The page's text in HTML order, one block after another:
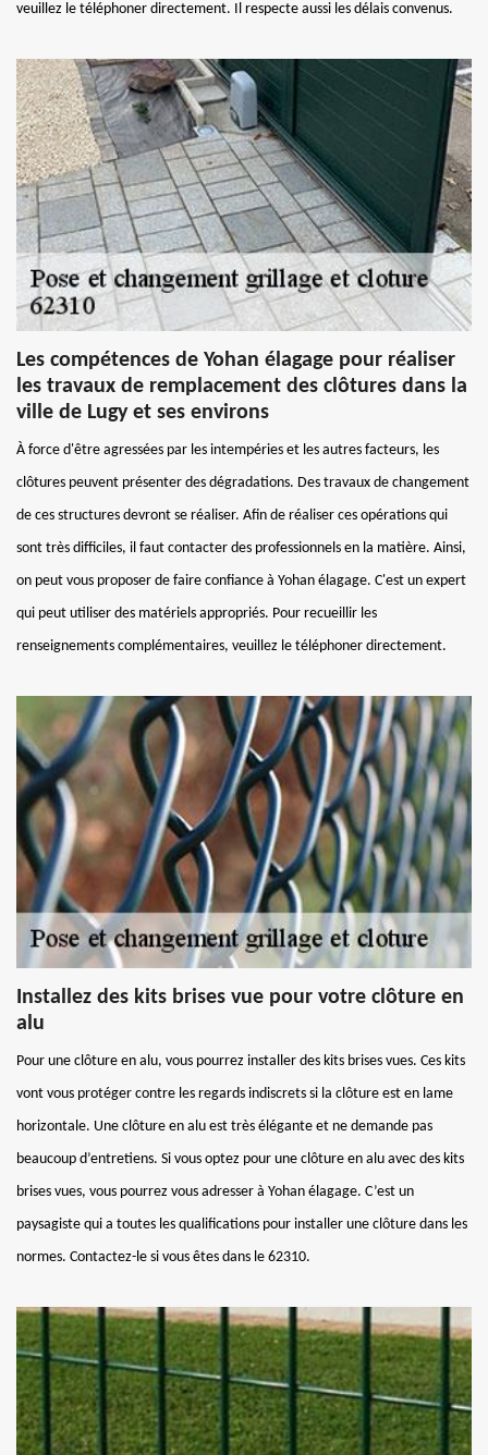
veuillez le téléphoner directement. Il respecte aussi les délais convenus.
Les compétences de Yohan élagage pour réaliser
les travaux de remplacement des clôtures dans la
ville de Lugy et ses environs
À force d'être agressées par les intempéries et les autres facteurs, les
clôtures peuvent présenter des dégradations. Des travaux de changement
de ces structures devront se réaliser. Afin de réaliser ces opérations qui
sont très difficiles, il faut contacter des professionnels en la matière. Ainsi,
on peut vous proposer de faire confiance à Yohan élagage. C'est un expert
qui peut utiliser des matériels appropriés. Pour recueillir les
renseignements complémentaires, veuillez le téléphoner directement.
Installez des kits brises vue pour votre clôture en
alu
Pour une clôture en alu, vous pourrez installer des kits brises vues. Ces kits
vont vous protéger contre les regards indiscrets si la clôture est en lame
horizontale. Une clôture en alu est très élégante et ne demande pas
beaucoup d’entretiens. Si vous optez pour une clôture en alu avec des kits
brises vues, vous pourrez vous adresser à Yohan élagage. C’est un
paysagiste qui a toutes les qualifications pour installer une clôture dans les
normes. Contactez-le si vous êtes dans le 62310.